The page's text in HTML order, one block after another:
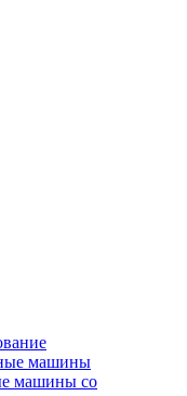
машины
машины со